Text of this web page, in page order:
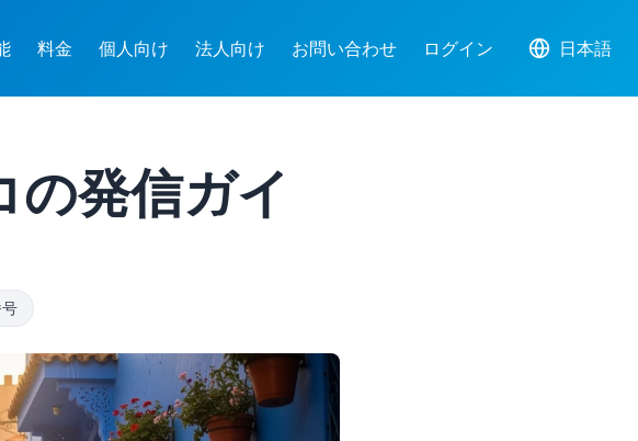
料金 個人向け 法人向け お問い合わせ ログイン 日本語
の発信ガイ